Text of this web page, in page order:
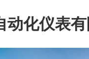
动化仪表